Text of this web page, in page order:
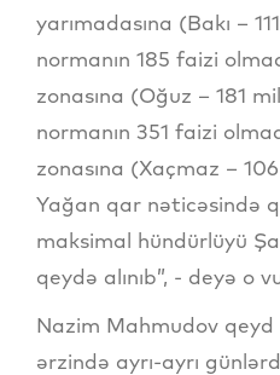
yarımadasına (Bakı –
normanın 185 faizi
zonasına (Oğuz – 181
normanın 351 faizi
zonasına (Xaçmaz –
Yağan qar nəticəsində
maksimal hündürlüyü
qeydə alınıb”, - deyə o
Nazim Mahmudov qeyd
ərzində ayrı-ayrı